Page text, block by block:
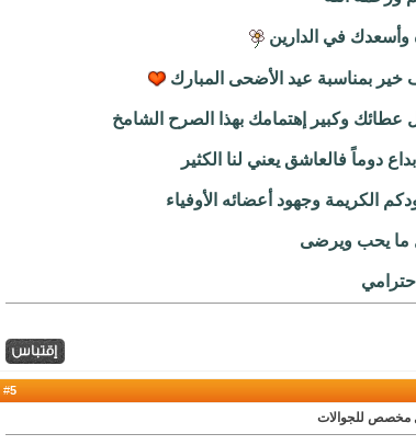
وأسعدك في الدارين
بمناسبة عيد الأضحى المبارك
عطائك وكبير إهتمامك بهذا الصرح الشامخ
دوماً فالعاشق يعني لنا الكثير
الكريمة وجهود أعضائه الأوفياء
ما يحب ويرضى
5